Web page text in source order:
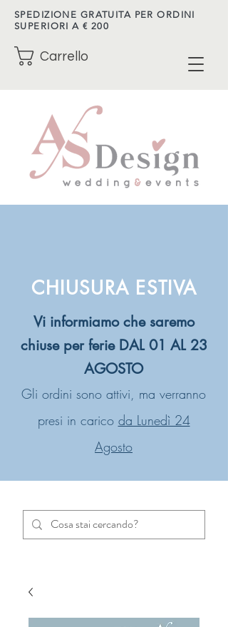
SPEDIZIONE GRATUITA PER ORDINI
SUPERIORI A € 200
Carrello
CHIUSURA ESTIVA
Vi informiamo che saremo
chiuse per ferie DAL 01 AL 23
AGOSTO
Gli ordini sono attivi, ma verranno
presi in carico da Lunedì 24
Agosto